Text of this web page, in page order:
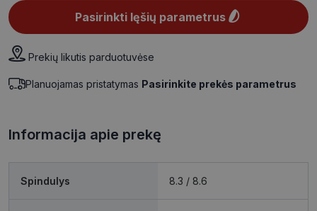
Pasirinkti lęšių parametrus
Prekių likutis parduotuvėse
Planuojamas pristatymas Pasirinkite prekės parametrus
Informacija apie prekę
Spindulys 8.3 / 8.6